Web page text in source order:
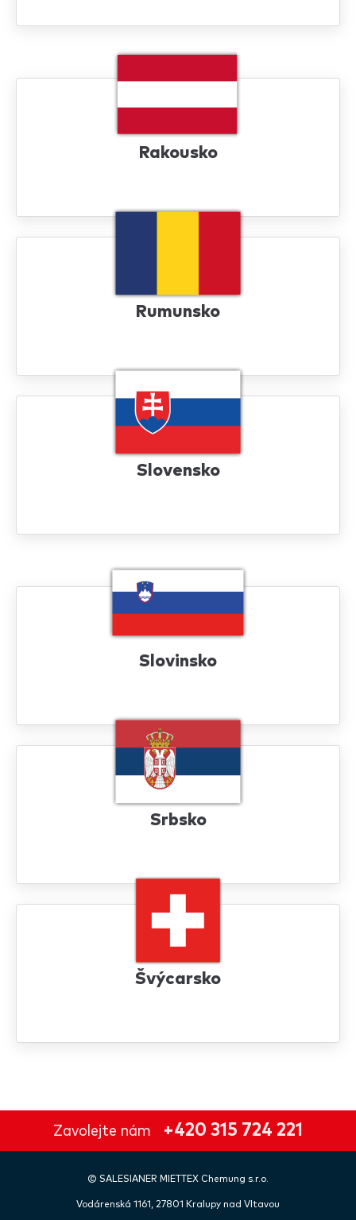
Rakousko
Rumunsko
Slovensko
Slovinsko
Srbsko
Švýcarsko
Zavolejte nám +420 315 724 221
© SALESIANER MIETTEX Chemung s.r.o.
Vodárenská 1161, 27801 Kralupy nad Vltavou